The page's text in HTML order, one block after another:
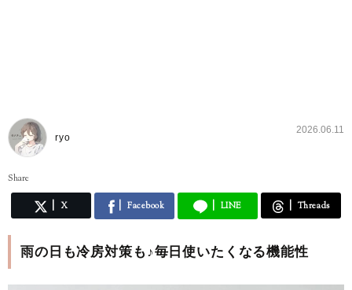
ryo
2026.06.11
Share
X Facebook LINE Threads
雨の日も冷房対策も♪毎日使いたくなる機能性